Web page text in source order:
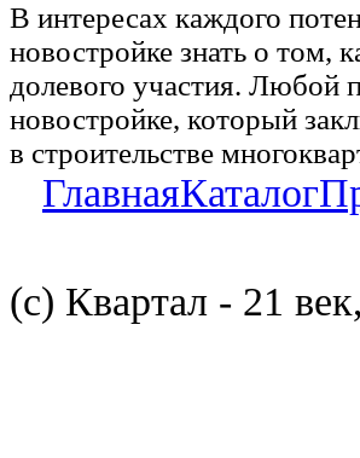
В интересах каждого
новостройке знать о том,
долевого участия. Любой
новостройке, который
в строительстве
ГлавнаяКаталог
(с) Квартал - 21